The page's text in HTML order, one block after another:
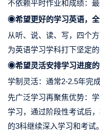
不依赖平时作业和成绩：最
◉希望更好的学习英语，
从听、说、读、写，四个
为英语学习学科打下坚定的
◉希望灵活安排学习进度
学制灵活：通常2-2.5年完
先广泛学习再聚焦优势：
学习，通过阶段性考试后
的3科继续深入学习和考试。